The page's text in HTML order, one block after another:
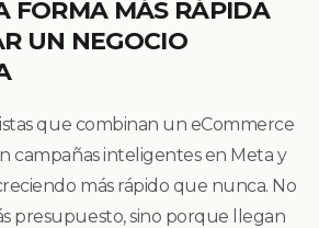
FORMA MÁS RÁPIDA
UN NEGOCIO
que combinan un eCommerce
campañas inteligentes en Meta y
más rápido que nunca. No
presupuesto, sino porque llegan